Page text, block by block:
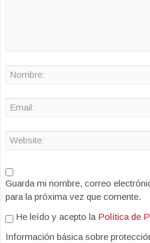
Guarda mi nombre, correo
para la próxima vez que comente.
He leído y acepto la Política de
Información básica sobre